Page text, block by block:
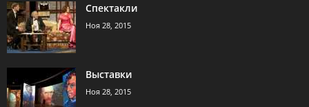
Спектакли
Ноя 28, 2015
Выставки
Ноя 28, 2015